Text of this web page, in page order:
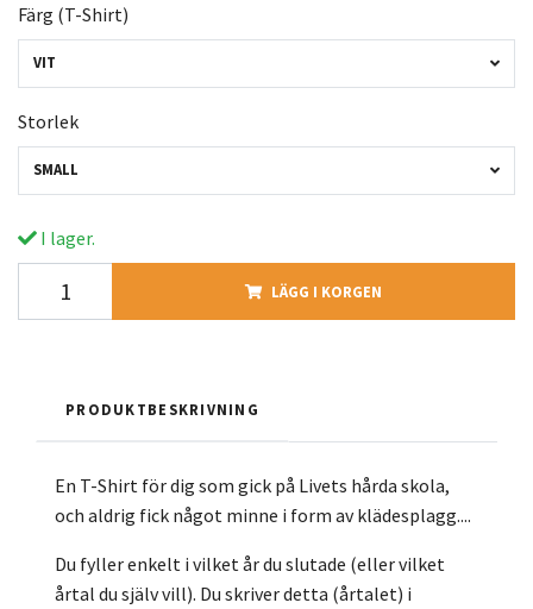
Färg (T-Shirt)
VIT
Storlek
SMALL
I lager.
LÄGG I KORGEN
PRODUKTBESKRIVNING
En T-Shirt för dig som gick på Livets hårda skola,
och aldrig fick något minne i form av klädesplagg....
Du fyller enkelt i vilket år du slutade (eller vilket
årtal du själv vill). Du skriver detta (årtalet) i